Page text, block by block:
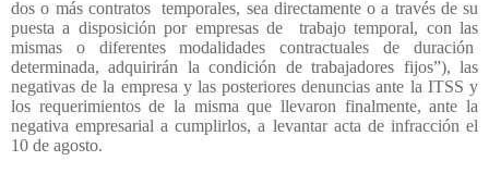
dos o más contratos
temporales, sea directamente o a través de su
puesta a disposición por empresas de
trabajo temporal, con las
mismas o diferentes modalidades contractuales de duración
determinada, adquirirán la condición de trabajadores fijos”), las
negativas de la empresa y las posteriores denuncias ante la ITSS y
los requerimientos de la misma que llevaron finalmente, ante la
negativa empresarial a cumplirlos, a levantar acta de infracción el
10 de agosto.